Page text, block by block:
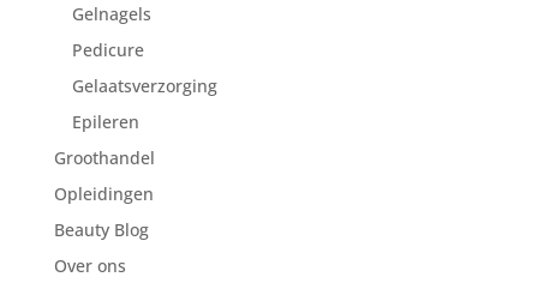
Gelnagels
Pedicure
Gelaatsverzorging
Epileren
Groothandel
Opleidingen
Beauty Blog
Over ons